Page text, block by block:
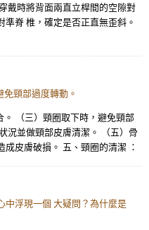
戴時將背面兩直立桿間的空隙對
脊 椎，確定是否正直無歪斜。
頸部過度轉動。
。 （三）頸圈取下時，避免頸部
況並做頸部皮膚清潔。 （五）骨
皮膚破損。 五、頸圈的清潔 ：
中浮現一個 大疑問？為什麼是